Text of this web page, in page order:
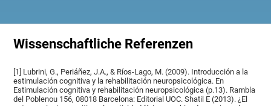
Wissenschaftliche Referenzen
[1] Lubrini, G., Periáñez, J.A., & Ríos-Lago, M. (2009). Introducción a la
estimulación cognitiva y la rehabilitación neuropsicológica. En
Estimulación cognitiva y rehabilitación neuropsicológica (p.13). Rambla
del Poblenou 156, 08018 Barcelona: Editorial UOC. Shatil E (2013). ¿El